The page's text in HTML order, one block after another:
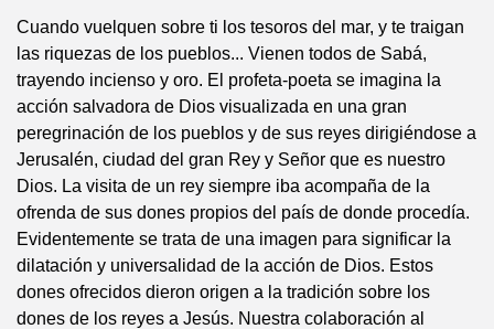
Cuando vuelquen sobre ti los tesoros del mar, y te traigan
las riquezas de los pueblos... Vienen todos de Sabá,
trayendo incienso y oro. El profeta-poeta se imagina la
acción salvadora de Dios visualizada en una gran
peregrinación de los pueblos y de sus reyes dirigiéndose a
Jerusalén, ciudad del gran Rey y Señor que es nuestro
Dios. La visita de un rey siempre iba acompaña de la
ofrenda de sus dones propios del país de donde procedía.
Evidentemente se trata de una imagen para significar la
dilatación y universalidad de la acción de Dios. Estos
dones ofrecidos dieron origen a la tradición sobre los
dones de los reyes a Jesús. Nuestra colaboración al